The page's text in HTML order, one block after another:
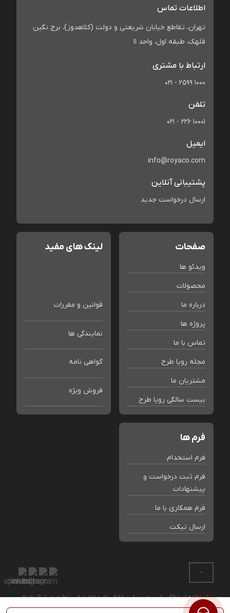
اطلاعات تماس
تهران، تقاطع خیابان شریعتی و دولت (کلاهدوز)، برج نگین
قلهک، طبقه اول، واحد 11
ارتباط با مشتری
021 - 2599 1000
تلفن
021 - 226 10001
ایمیل
info@royaco.com
پشتیبانی آنلاین
ارسال درخواست جدید
صفحات
ویدئو ها
محصولات
درباره ما
پروژه ها
تماس با ما
مجله رویا طرح
مشتریان ما
بیست سالگی رویا طرح
لینک های مفید
قوانین و مقررات
نمایندگی ها
گواهی نامه
فروش ویژه
فرم ها
فرم استخدام
فرم ثبت درخواست و
پیشنهادات
فرم همکاری با ما
ارسال تیکت
استفاده از مطالب این وب سایت فقط برای مقاصد غیر تجاری و با ذکر منبع
بلامانع است. کلیه حقوق این سایت متعلق به فروشگاه رویا طرح می باشد.